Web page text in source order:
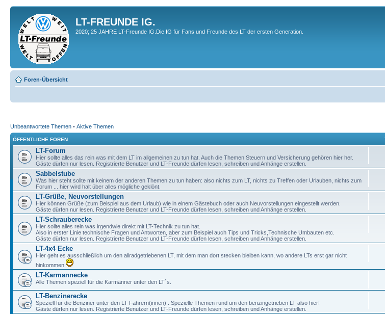
LT-FREUNDE IG.
2020; 25 JAHRE LT-Freunde IG.Die IG für Fans und Freunde des LT der ersten Generation.
Foren-Übersicht
Unbeantwortete Themen • Aktive Themen
ÖFFENTLICHE FOREN
LT-Forum
Hier sollte alles das rein was mit dem LT im allgemeinen zu tun hat. Auch die Themen Steuern und Versicherung gehören hier her.
Gäste dürfen nur lesen. Registrierte Benutzer und LT-Freunde dürfen lesen, schreiben und Anhänge erstellen.
Sabbelstube
Was hier steht sollte mit keinem der anderen Themen zu tun haben: also nichts zum LT, nichts zu Treffen oder Urlauben, nichts zum
Forum ... hier wird halt über alles mögliche geklönt.
LT-Grüße, Neuvorstellungen
Hier können Grüße (zum Beispiel aus dem Urlaub) wie in einem Gästebuch oder auch Neuvorstellungen eingestellt werden.
Gäste dürfen nur lesen. Registrierte Benutzer und LT-Freunde dürfen lesen, schreiben und Anhänge erstellen.
LT-Schrauberecke
Hier sollte alles rein was irgendwie direkt mit LT-Technik zu tun hat.
Also in erster Linie technische Fragen und Antworten, aber zum Beispiel auch Tips und Tricks,Technische Umbauten etc.
Gäste dürfen nur lesen. Registrierte Benutzer und LT-Freunde dürfen lesen, schreiben und Anhänge erstellen.
LT-4x4 Ecke
Hier geht es ausschließlich um den allradgetriebenen LT, mit dem man dort stecken bleiben kann, wo andere LTs erst gar nicht
hinkommen
LT-Karmannecke
Alle Themen speziell für die Karmänner unter den LT´s.
LT-Benzinerecke
Speziell für die Benziner unter den LT Fahrern(innen) . Spezielle Themen rund um den benzingetrieben LT also hier!
Gäste dürfen nur lesen. Registrierte Benutzer und LT-Freunde dürfen lesen, schreiben und Anhänge erstellen.